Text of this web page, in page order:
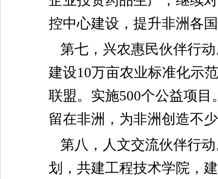
控中心建设，提升非洲各
第七，兴农惠民伙伴行
建设10万亩农业标准化示
联盟。实施500个公益项
留在非洲，为非洲创造不
第八，人文交流伙伴行
划，共建工程技术学院，